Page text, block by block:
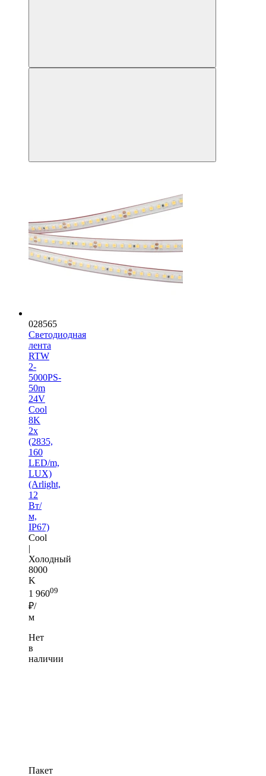
028565
Светодиодная
лента
RTW
2-
5000PS-
50m
24V
Cool
8K
2x
(2835,
160
LED/m,
LUX)
(Arlight,
12
Вт/
м,
IP67)
Cool
|
Холодный
8000
K
1 96009
₽/
м
Нет
в
наличии
Пакет